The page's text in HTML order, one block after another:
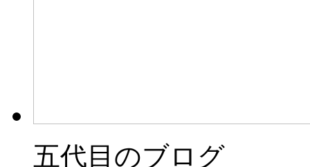
五代目のブログ